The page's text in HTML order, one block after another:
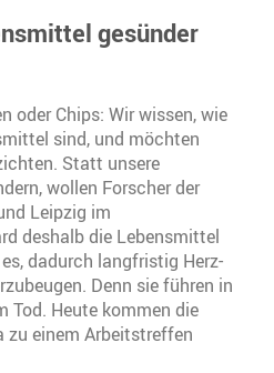
gesünder
oder Chips: Wir wissen, wie
sind, und möchten
Statt unsere
wollen Forscher der
Leipzig im
deshalb die Lebensmittel
dadurch langfristig Herz-
Denn sie führen in
Tod. Heute kommen die
zu einem Arbeitstreffen